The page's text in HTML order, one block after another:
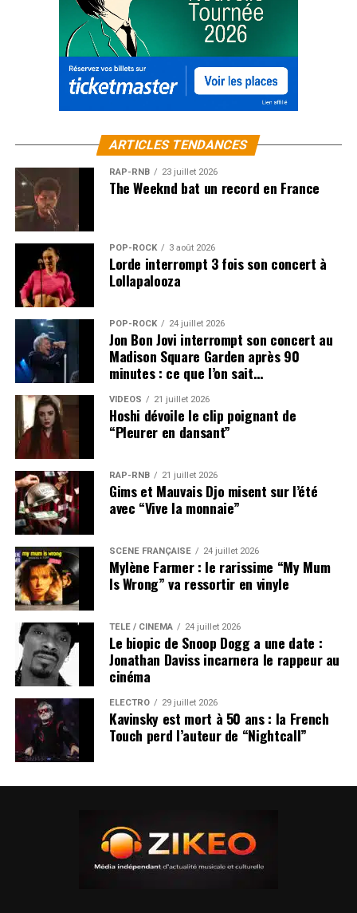
ARTICLES TENDANCES
RAP-RNB 23 juillet 2026
The Weeknd bat un record en France
POP-ROCK 3 août 2026
Lorde interrompt 3 fois son concert à
Lollapalooza
POP-ROCK 24 juillet 2026
Jon Bon Jovi interrompt son concert au
Madison Square Garden après 90
minutes : ce que l’on sait…
VIDEOS 21 juillet 2026
Hoshi dévoile le clip poignant de
“Pleurer en dansant”
RAP-RNB 21 juillet 2026
Gims et Mauvais Djo misent sur l’été
avec “Vive la monnaie”
SCÈNE FRANÇAISE 24 juillet 2026
Mylène Farmer : le rarissime “My Mum
Is Wrong” va ressortir en vinyle
TÉLÉ / CINÉMA 24 juillet 2026
Le biopic de Snoop Dogg a une date :
Jonathan Daviss incarnera le rappeur au
cinéma
ÉLECTRO 29 juillet 2026
Kavinsky est mort à 50 ans : la French
Touch perd l’auteur de “Nightcall”